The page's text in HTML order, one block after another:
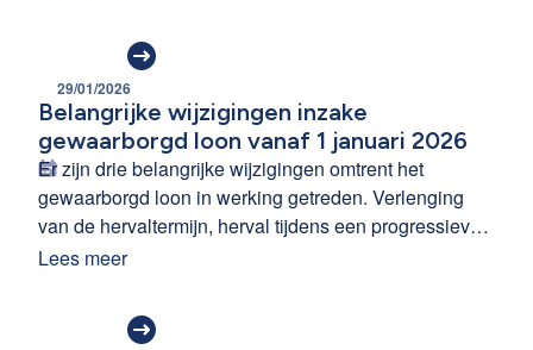
vanaf 1 januari 2026 beperkt tot 2 keer per jaar.
29/01/2026
Belangrijke wijzigingen inzake
gewaarborgd loon vanaf 1 januari 2026
Er zijn drie belangrijke wijzigingen omtrent het
gewaarborgd loon in werking getreden. Verlenging
van de hervaltermijn, herval tijdens een progressieve
werkhervatting en een solidariteitsbijdrage voor
deze wijzigingen graag even toe.
Lees meer